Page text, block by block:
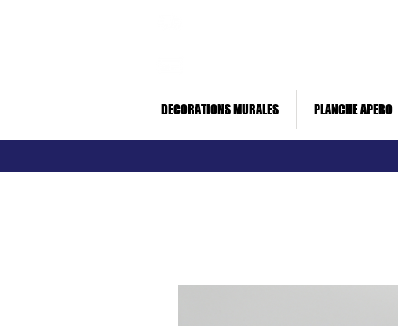
DECORATIONS MURALES PLANCHE APERO